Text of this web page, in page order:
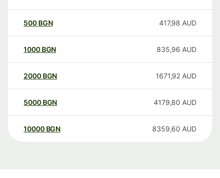
500 BGN 417,98 AUD
1000 BGN 835,96 AUD
2000 BGN 1671,92 AUD
5000 BGN 4179,80 AUD
10000 BGN 8359,60 AUD